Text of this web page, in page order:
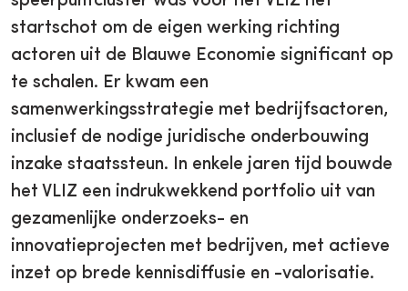
startschot om de eigen werking richting
actoren uit de Blauwe Economie significant op
te schalen. Er kwam een
samenwerkingsstrategie met bedrijfsactoren,
inclusief de nodige juridische onderbouwing
inzake staatssteun. In enkele jaren tijd bouwde
het VLIZ een indrukwekkend portfolio uit van
gezamenlijke onderzoeks- en
innovatieprojecten met bedrijven, met actieve
inzet op brede kennisdiffusie en -valorisatie.